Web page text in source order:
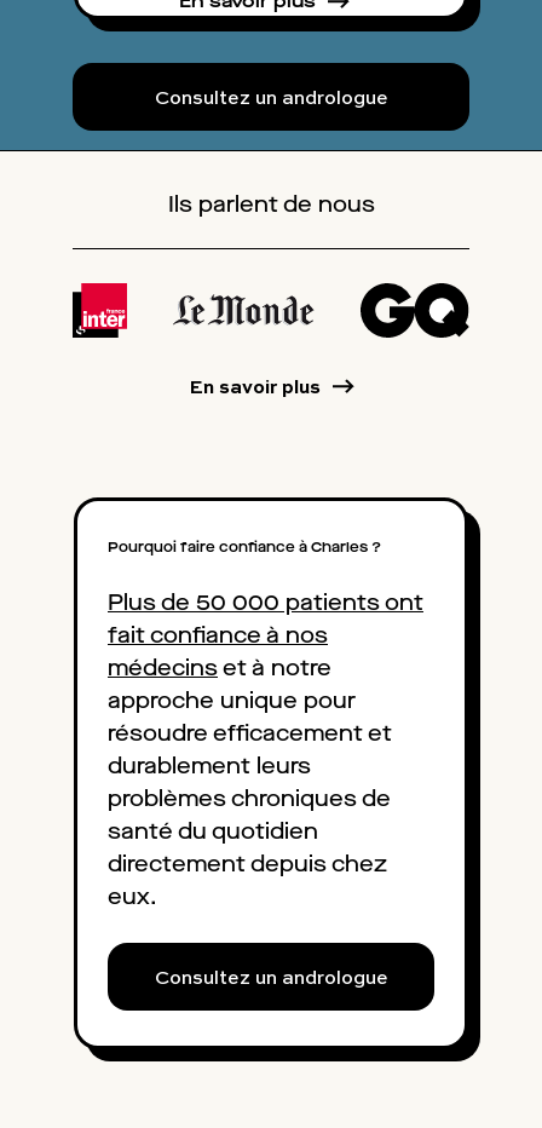
Consultez un andrologue
Ils parlent de nous
En savoir plus
Pourquoi faire confiance à Charles ?
Plus de 50 000 patients ont
fait confiance à nos
médecinset à notre
approche unique pour
résoudre efficacement et
durablement leurs
problèmes chroniques de
santé du quotidien
directement depuis chez
eux.
Consultez un andrologue